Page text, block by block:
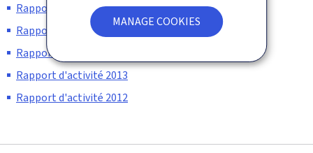
MANAGE COOKIES
Rapport d'activité 2016
Rapport d'activité 2015
Rapport d'activité 2014
Rapport d'activité 2013
Rapport d'activité 2012